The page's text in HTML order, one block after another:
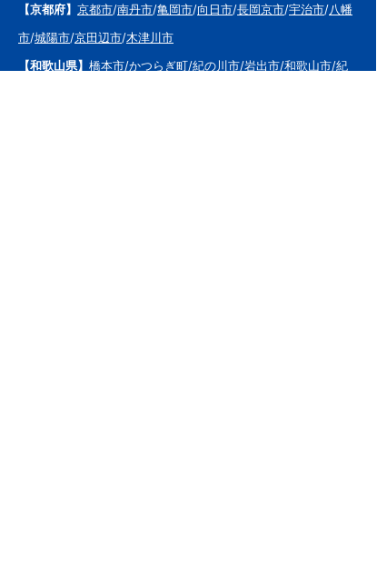
【京都府】 京都市/南丹市/亀岡市/向日市/長岡京市/宇治市/八幡
市/城陽市/京田辺市/木津川市
【和歌山県】 橋本市/かつらぎ町/紀の川市/岩出市/和歌山市/紀